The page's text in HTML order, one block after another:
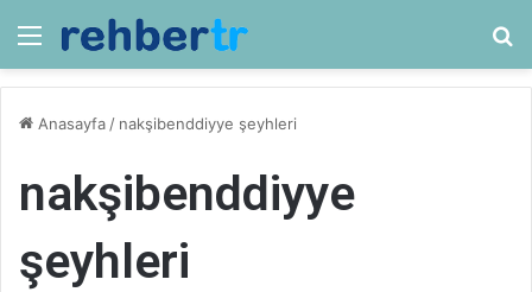
Menü
Anasayfa / nakşibenddiyye şeyhleri
nakşibenddiyye
şeyhleri